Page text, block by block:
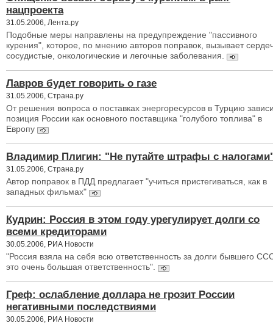
нацпроекта
31.05.2006, Лента.ру
Подобные меры направлены на предупреждение "пассивного
курения", которое, по мнению авторов поправок, вызывает
сосудистые, онкологические и легочные заболевания.
Лавров будет говорить о газе
31.05.2006, Страна.ру
От решения вопроса о поставках энергоресурсов в Турцию
позиция России как основного поставщика "голубого топлива" в
Европу
Владимир Плигин: "Не путайте штрафы с
31.05.2006, Страна.ру
Автор поправок в ПДД предлагает "учиться пристегиваться, как в
западных фильмах"
Кудрин: Россия в этом году урегулирует долги со
всеми кредиторами
30.05.2006, РИА Новости
"Россия взяла на себя всю ответственность за долги бывшего
это очень большая ответственность".
Греф: ослабление доллара не грозит России
негативными последствиями
30.05.2006, РИА Новости